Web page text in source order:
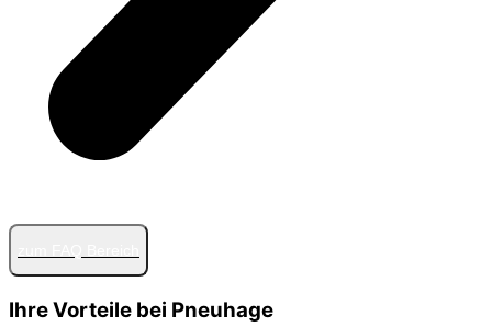
Ihre Vorteile bei Pneuhage